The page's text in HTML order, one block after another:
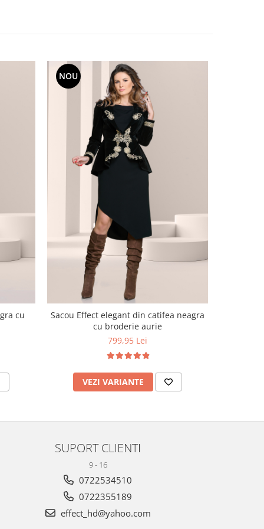
cu
NOU
Sacou Effect elegant din catifea neagra
cu broderie aurie
799,95 Lei
VEZI VARIANTE
SUPORT CLIENTI
9 - 16
0722534510
0722355189
effect_hd@yahoo.com